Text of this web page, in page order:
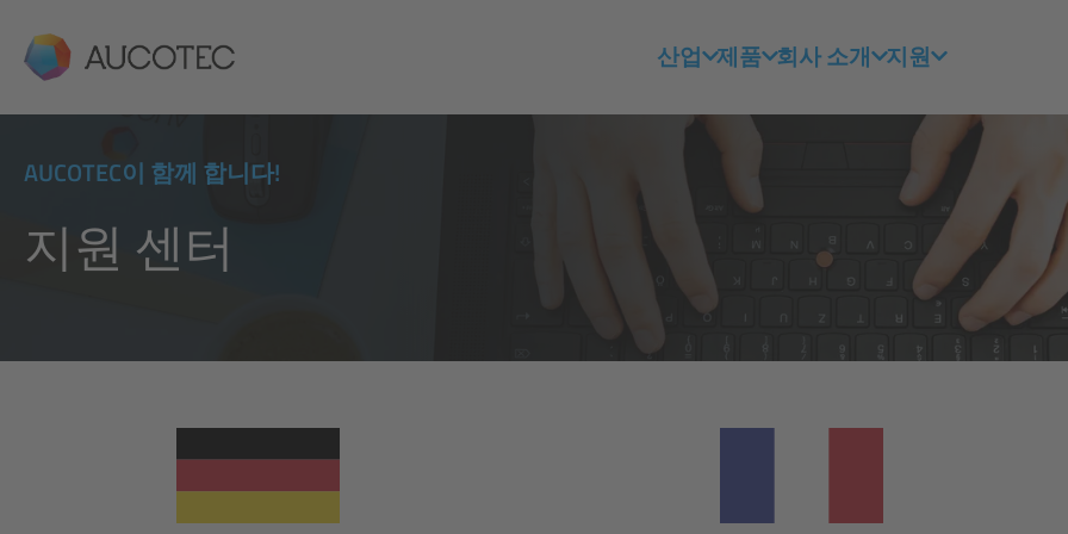
AUCOTEC 산업 제품 회사 소개 지원
AUCOTEC이 함께 합니다!
지원 센터